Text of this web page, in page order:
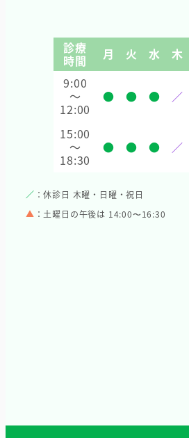
診療
時間 月 火 水 木
9:00
～
12:00
● ● ● ／
15:00
～
18:30
● ● ● ／
／ ：休診日 木曜・日曜・祝日
▲ ：土曜日の午後は 14:00〜16:30